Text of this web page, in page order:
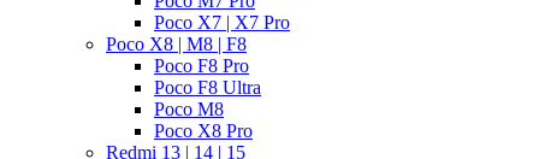
Poco X7 | X7 Pro
Poco X8 | M8 | F8
Poco F8 Pro
Poco F8 Ultra
Poco M8
Poco X8 Pro
Redmi 13 | 14 | 15